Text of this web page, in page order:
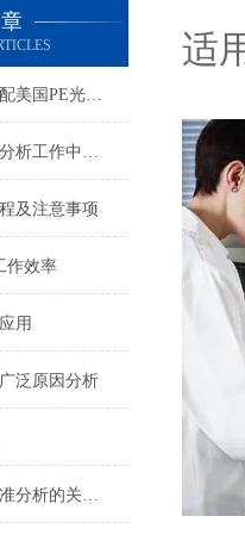
如何科学、经济地选配美国PE光谱耗材？
安捷伦色谱柱在各类分析工作中的应用价值
及注意事项
作效率
用
泛原因分析
光谱标样选择成为精准分析的关键要素
适